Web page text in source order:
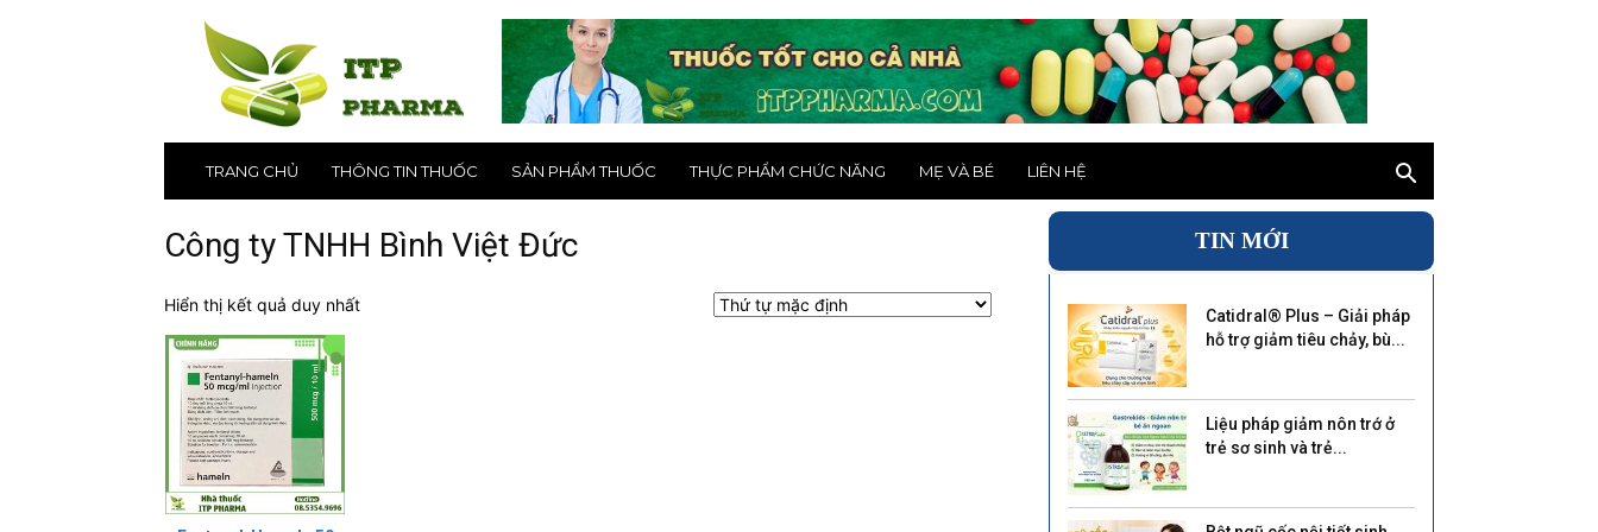
Nhà
thuốc
uy
tại
Nội,
TPHCM
TRANG CHỦ THÔNG TIN THUỐC SẢN PHẨM THUỐC THỰC PHẨM CHỨC NĂNG MẸ VÀ BÉ LIÊN HỆ
Công ty TNHH Bình Việt Đức
Hiển thị kết quả duy nhất
TIN MỚI
Catidral® Plus – Giải pháp
hỗ trợ giảm tiêu chảy, bù...
Liệu pháp giảm nôn trớ ở
trẻ sơ sinh và trẻ...